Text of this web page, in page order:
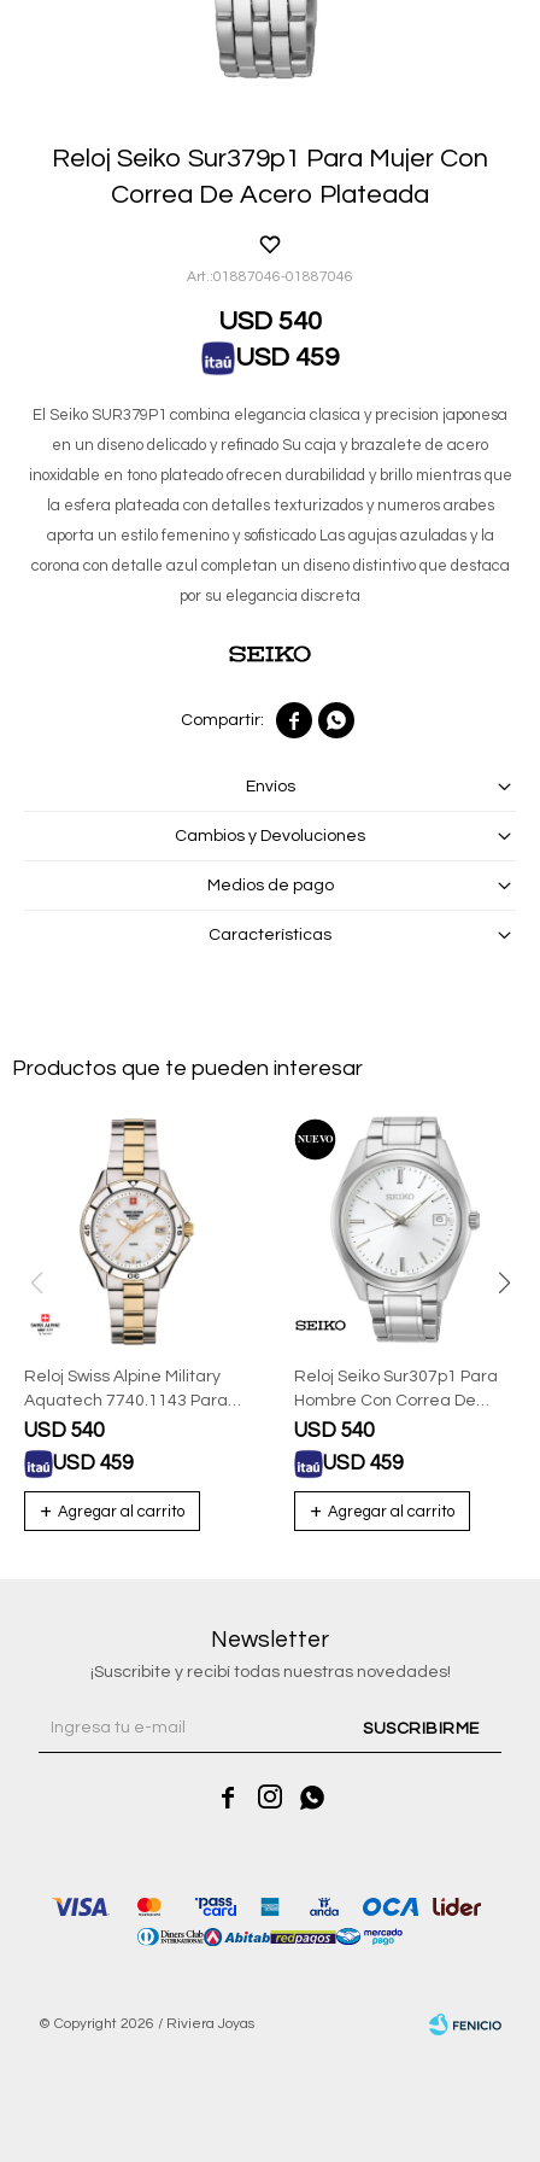
Reloj Seiko Sur379p1 Para Mujer Con
Correa De Acero Plateada
01887046-01887046
USD 540
USD 459
El Seiko SUR379P1 combina elegancia clasica y precision japonesa
en un diseno delicado y refinado Su caja y brazalete de acero
inoxidable en tono plateado ofrecen durabilidad y brillo mientras que
la esfera plateada con detalles texturizados y numeros arabes
aporta un estilo femenino y sofisticado Las agujas azuladas y la
corona con detalle azul completan un diseno distintivo que destaca
por su elegancia discreta
 
Envíos
Cambios y Devoluciones
Medios de pago
Características
Productos que te pueden interesar
Reloj Swiss Alpine Military
Aquatech 7740.1143 Para
Mujer Con Correa De Acero
USD 540
USD 459
Reloj Seiko Sur307p1 Para
Hombre Con Correa De
Acero
USD 540
USD 459
Newsletter
¡Suscribite y recibí todas nuestras novedades!
SUSCRIBIRME
  
© Copyright 2026 / Riviera Joyas